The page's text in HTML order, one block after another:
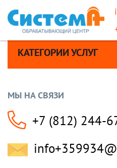
КАТЕГОРИИ УСЛУГ
МЫ НА СВЯЗИ
+7 (812) 244-